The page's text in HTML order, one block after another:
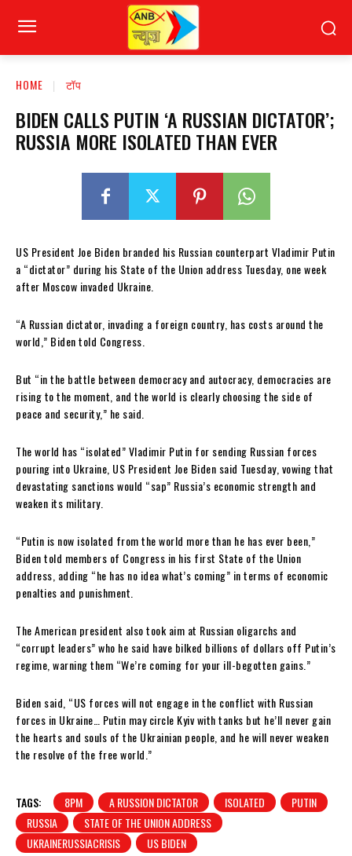
HOME टॉप
BIDEN CALLS PUTIN ‘A RUSSIAN DICTATOR’;
RUSSIA MORE ISOLATED THAN EVER
US President Joe Biden branded his Russian counterpart Vladimir Putin
a “dictator” during his State of the Union address Tuesday, one week
after Moscow invaded Ukraine.
“A Russian dictator, invading a foreign country, has costs around the
world,” Biden told Congress.
But “in the battle between democracy and autocracy, democracies are
rising to the moment, and the world is clearly choosing the side of
peace and security,” he said.
The world has “isolated” Vladimir Putin for sending Russian forces
pouring into Ukraine, US President Joe Biden said Tuesday, vowing that
devastating sanctions would “sap” Russia’s economic strength and
weaken its military.
“Putin is now isolated from the world more than he has ever been,”
Biden told members of Congress in his first State of the Union
address, adding “he has no idea what’s coming” in terms of economic
penalties and punishment.
The American president also took aim at Russian oligarchs and
“corrupt leaders” who he said have bilked billions of dollars off Putin’s
regime, warning them “We’re coming for your ill-begotten gains.”
Biden said, “US forces will not engage in the conflict with Russian
forces in Ukraine… Putin may circle Kyiv with tanks but he’ll never gain
the hearts and souls of the Ukrainian people, and he will never weaken
the resolve of the free world.”
TAGS: 8PM A RUSSION DICTATOR ISOLATED
PUTIN
RUSSIA
STATE OF THE UNION ADDRESS
UKRAINERUSSIACRISIS
US BIDEN